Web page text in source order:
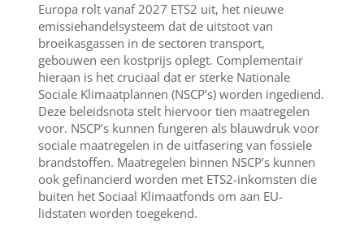
Europa rolt vanaf 2027 ETS2 uit, het nieuwe
emissiehandelsysteem dat de uitstoot van
broeikasgassen in de sectoren transport,
gebouwen een kostprijs oplegt. Complementair
hieraan is het cruciaal dat er sterke Nationale
Sociale Klimaatplannen (NSCP’s) worden ingediend.
Deze beleidsnota stelt hiervoor tien maatregelen
voor. NSCP’s kunnen fungeren als blauwdruk voor
sociale maatregelen in de uitfasering van fossiele
brandstoffen. Maatregelen binnen NSCP’s kunnen
ook gefinancierd worden met ETS2-inkomsten die
buiten het Sociaal Klimaatfonds om aan EU-
lidstaten worden toegekend.